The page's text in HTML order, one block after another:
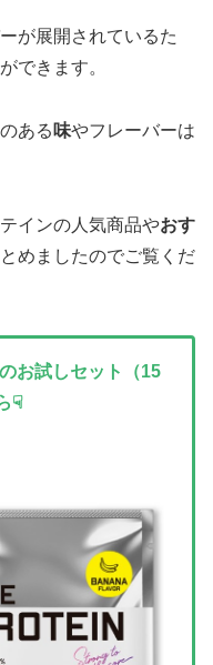
が展開されているた
できます。
ある 味やフレーバーは
インの人気商品やおす
めましたのでご覧くだ
お試しセット（15
☟